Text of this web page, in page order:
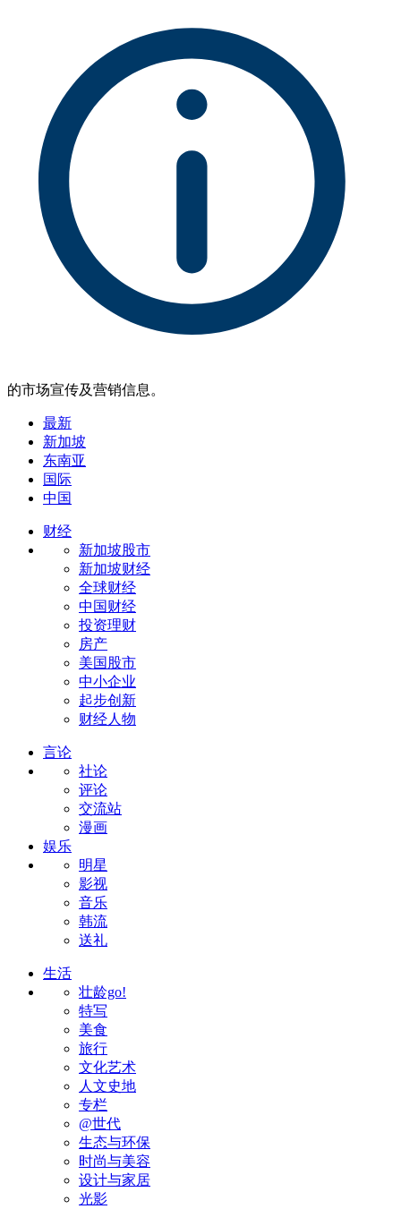
的市场宣传及营销信息。
最新
新加坡
东南亚
国际
中国
财经
新加坡股市
新加坡财经
全球财经
中国财经
投资理财
房产
美国股市
中小企业
起步创新
财经人物
言论
社论
评论
交流站
漫画
娱乐
明星
影视
音乐
韩流
送礼
生活
壮龄go!
特写
美食
旅行
文化艺术
人文史地
专栏
@世代
生态与环保
时尚与美容
设计与家居
光影